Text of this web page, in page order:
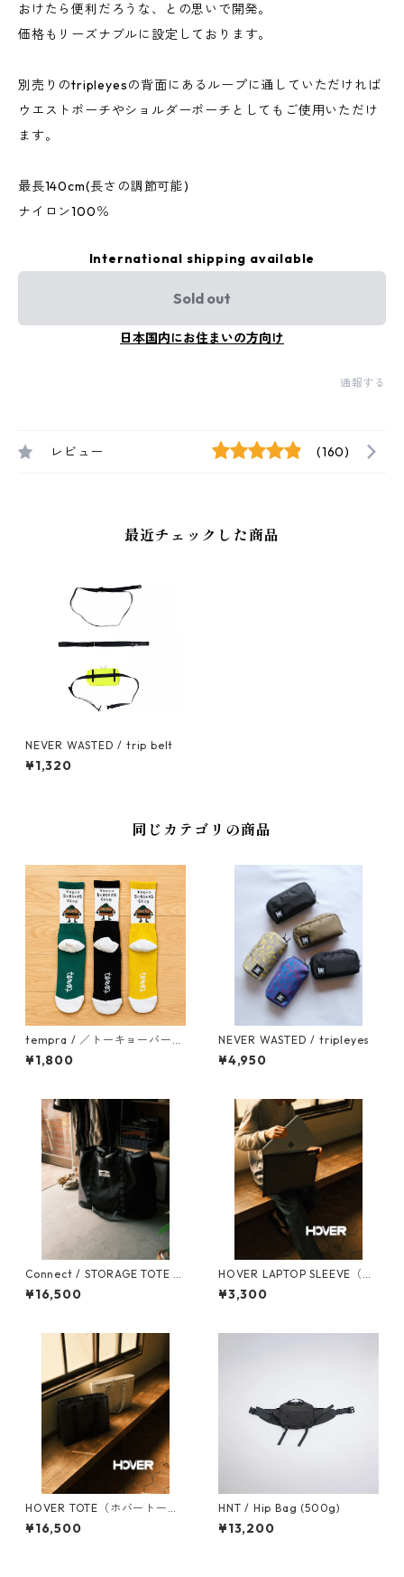
おけたら便利だろうな、との思いで開発。
価格もリーズナブルに設定しております。
別売りのtripleyesの背面にあるループに通していただければ
ウエストポーチやショルダーポーチとしてもご使用いただけ
ます。
最長140cm(長さの調節可能)
ナイロン100％
International shipping available
Sold out
日本国内にお住まいの方向け
通報する
レビュー (160)
最近チェックした商品
NEVER WASTED / trip belt
¥1,320
同じカテゴリの商品
tempra / ／トーキョーバーガ
ーズクラブ ソックス
¥1,800
NEVER WASTED / tripleyes
¥4,950
Connect / STORAGE TOTE 1
00
¥16,500
HOVER LAPTOP SLEEVE（ホ
バーラップトップスリーブ）
¥3,300
HOVER TOTE（ホバートー
ト）
¥16,500
HNT / Hip Bag (500g)
¥13,200